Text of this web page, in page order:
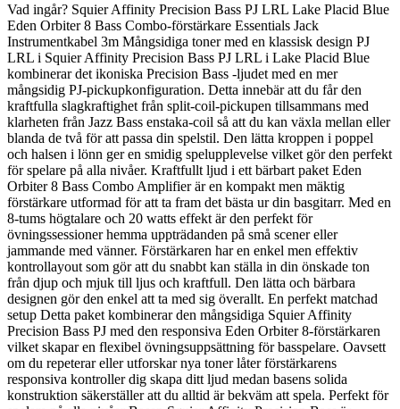
Vad ingår? Squier Affinity Precision Bass PJ LRL Lake Placid Blue
Eden Orbiter 8 Bass Combo-förstärkare Essentials Jack
Instrumentkabel 3m Mångsidiga toner med en klassisk design PJ
LRL i Squier Affinity Precision Bass PJ LRL i Lake Placid Blue
kombinerar det ikoniska Precision Bass -ljudet med en mer
mångsidig PJ-pickupkonfiguration. Detta innebär att du får den
kraftfulla slagkraftighet från split-coil-pickupen tillsammans med
klarheten från Jazz Bass enstaka-coil så att du kan växla mellan eller
blanda de två för att passa din spelstil. Den lätta kroppen i poppel
och halsen i lönn ger en smidig spelupplevelse vilket gör den perfekt
för spelare på alla nivåer. Kraftfullt ljud i ett bärbart paket Eden
Orbiter 8 Bass Combo Amplifier är en kompakt men mäktig
förstärkare utformad för att ta fram det bästa ur din basgitarr. Med en
8-tums högtalare och 20 watts effekt är den perfekt för
övningssessioner hemma uppträdanden på små scener eller
jammande med vänner. Förstärkaren har en enkel men effektiv
kontrollayout som gör att du snabbt kan ställa in din önskade ton
från djup och mjuk till ljus och kraftfull. Den lätta och bärbara
designen gör den enkel att ta med sig överallt. En perfekt matchad
setup Detta paket kombinerar den mångsidiga Squier Affinity
Precision Bass PJ med den responsiva Eden Orbiter 8-förstärkaren
vilket skapar en flexibel övningsuppsättning för basspelare. Oavsett
om du repeterar eller utforskar nya toner låter förstärkarens
responsiva kontroller dig skapa ditt ljud medan basens solida
konstruktion säkerställer att du alltid är bekväm att spela. Perfekt för